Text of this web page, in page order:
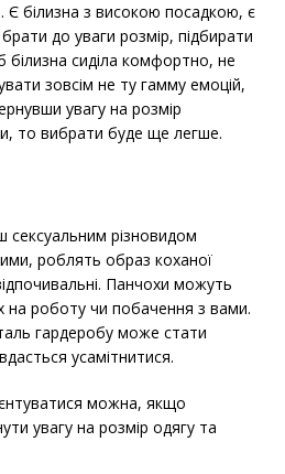
Є білизна з високою посадкою, є
до уваги розмір, підбирати
сиділа комфортно, не
зовсім не ту гамму емоцій,
увагу на розмір
то вибрати буде ще легше.
сексуальним різновидом
роблять образ коханої
Панчохи можуть
на роботу чи побачення з вами.
гардеробу може стати
усамітнитися.
можна, якщо
увагу на розмір одягу та